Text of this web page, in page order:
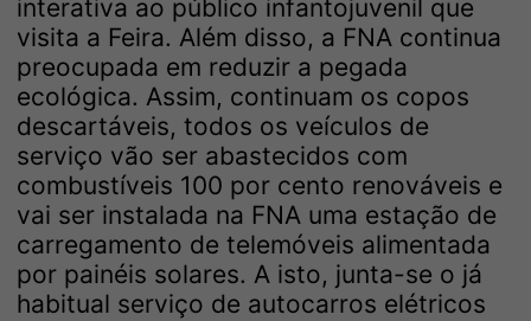
interativa ao público infantojuvenil que
visita a Feira. Além disso, a FNA continua
preocupada em reduzir a pegada
ecológica. Assim, continuam os copos
descartáveis, todos os veículos de
serviço vão ser abastecidos com
combustíveis 100 por cento renováveis e
vai ser instalada na FNA uma estação de
carregamento de telemóveis alimentada
por painéis solares. A isto, junta-se o já
habitual serviço de autocarros elétricos